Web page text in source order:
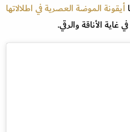
أيقونة الموضة العصرية في اطلالاتها
الأناقة والرقي.